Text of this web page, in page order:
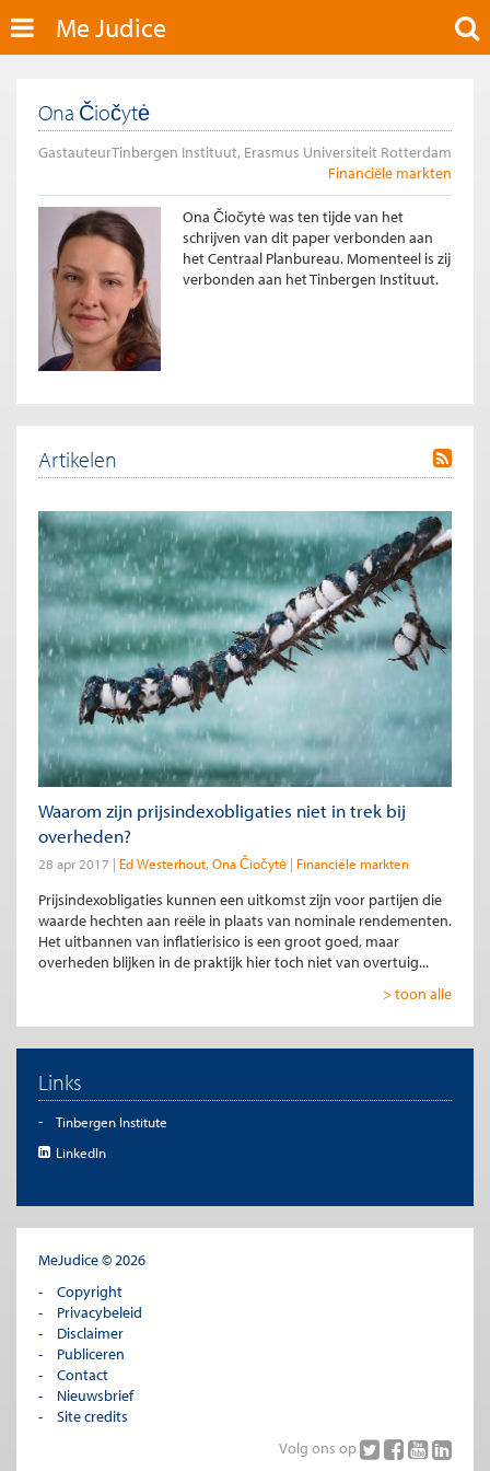
Me Judice
Ona Čiočytė
GastauteurTinbergen Instituut, Erasmus Universiteit Rotterdam
Financiële markten
Ona Čiočytė was ten tijde van het
schrijven van dit paper verbonden aan
het Centraal Planbureau. Momenteel is zij
verbonden aan het Tinbergen Instituut.
Artikelen
Waarom zijn prijsindexobligaties niet in trek bij
overheden?
28 apr 2017 Ed Westerhout Ona Čiočytė Financiële markten
Prijsindexobligaties kunnen een uitkomst zijn voor partijen die
waarde hechten aan reële in plaats van nominale rendementen.
Het uitbannen van inflatierisico is een groot goed, maar
overheden blijken in de praktijk hier toch niet van overtuig...
> toon alle
Links
Tinbergen Institute
LinkedIn
MeJudice © 2026
Copyright
Privacybeleid
Disclaimer
Publiceren
Contact
Nieuwsbrief
Site credits
Volg ons op